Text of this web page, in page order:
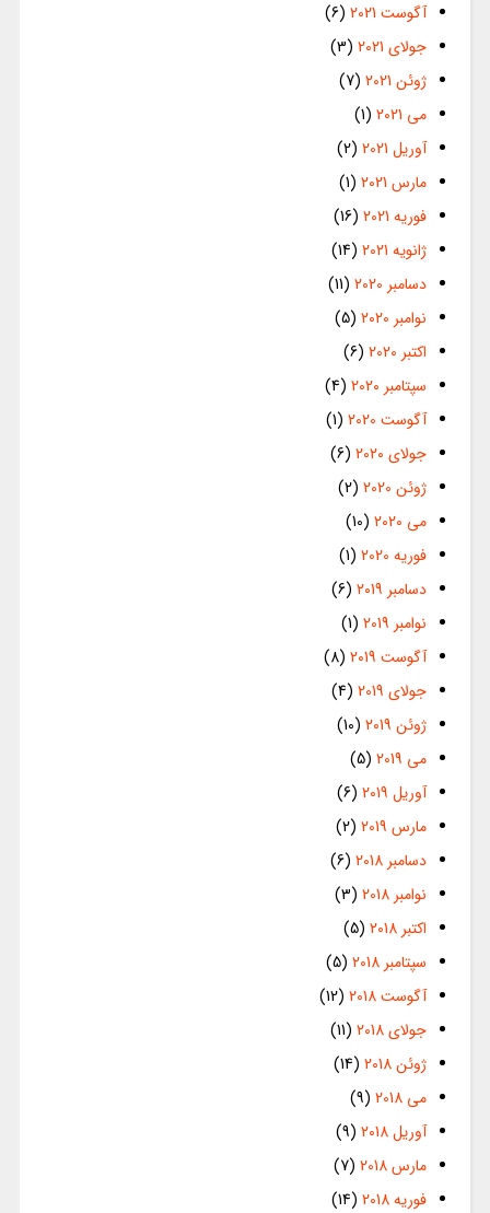
آگوست 2021
(6)
جولای 2021
(3)
ژوئن 2021
(7)
می 2021
(1)
آوریل 2021
(2)
مارس 2021
(1)
فوریه 2021
(16)
ژانویه 2021
(14)
دسامبر 2020
(11)
نوامبر 2020
(5)
اکتبر 2020
(6)
سپتامبر 2020
(4)
آگوست 2020
(1)
جولای 2020
(6)
ژوئن 2020
(2)
می 2020
(10)
فوریه 2020
(1)
دسامبر 2019
(6)
نوامبر 2019
(1)
آگوست 2019
(8)
جولای 2019
(4)
ژوئن 2019
(10)
می 2019
(5)
آوریل 2019
(6)
مارس 2019
(2)
دسامبر 2018
(6)
نوامبر 2018
(3)
اکتبر 2018
(5)
سپتامبر 2018
(5)
آگوست 2018
(12)
جولای 2018
(11)
ژوئن 2018
(14)
می 2018
(9)
آوریل 2018
(9)
مارس 2018
(7)
فوریه 2018
(14)